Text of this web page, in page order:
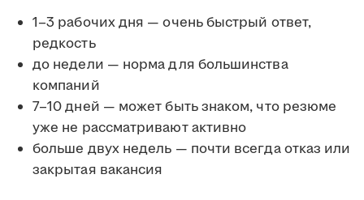
1–3 рабочих дня — очень быстрый ответ,
редкость
до недели — норма для большинства
компаний
7–10 дней — может быть знаком, что резюме
уже не рассматривают активно
больше двух недель — почти всегда отказ или
закрытая вакансия